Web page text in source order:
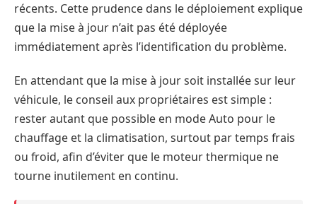
récents. Cette prudence dans le déploiement explique
que la mise à jour n’ait pas été déployée
immédiatement après l’identification du problème.
En attendant que la mise à jour soit installée sur leur
véhicule, le conseil aux propriétaires est simple :
rester autant que possible en mode Auto pour le
chauffage et la climatisation, surtout par temps frais
ou froid, afin d’éviter que le moteur thermique ne
tourne inutilement en continu.